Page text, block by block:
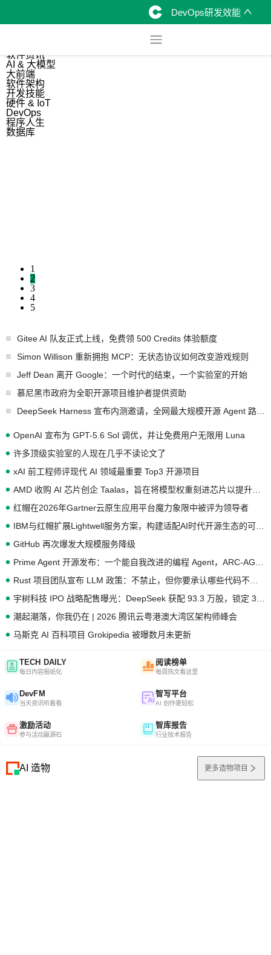
DevOps研发效能
软件资讯
AI & 大模型
大前端
软件架构
开发技能
硬件 & IoT
DevOps
程序人生
数据库
1
2
3
4
5
Gitee AI 队友正式上线，免费领 500 Credits 体验额度
Simon Willison 重新拥抱 MCP：无状态协议如何改变游戏规则
Jeff Dean 离开 Google：一个时代的结束，一个实验室的开始
慕尼黑市政府为全职开源项目维护者提供资助
OpenAI 宣布为 GPT-5.6 Sol 调优，并让免费用户无限用 Luna
许多顶级实验室的人现在几乎不读论文了
xAI 前工程师评现代 AI 领域最重要 Top3 开源项目
红帽在2026年Gartner云原生应用平台魔力象限中被评为领导者
GitHub 再次爆发大规模服务降级
潮起潮落，你我仍在 | 2026 腾讯云粤港澳大湾区架构师峰会
马斯克 AI 百科项目 Grokipedia 被曝数月未更新
TECH DAILY
每日内容报纸化
阅读榜单
每周热文看这里
DevFM
当天资讯听着看
智写平台
AI 创作更轻松
激励活动
参与活动赢源石
智库报告
行业技术报告
AI 造物 更多造物项目